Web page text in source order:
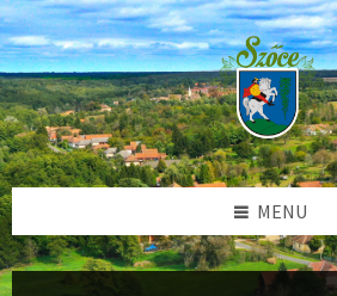
Skip
to
content
Skip
to
left
sidebar
Skip
to
right
sidebar
Skip
to
footer
MENU